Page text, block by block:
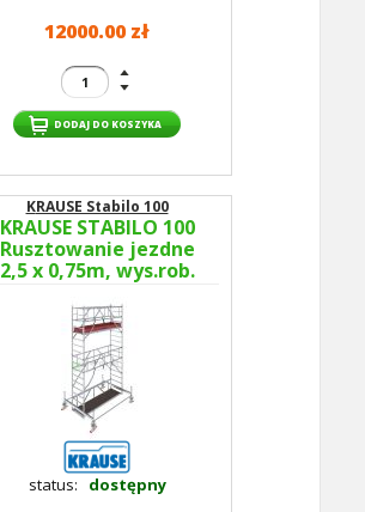
12000.00 zł
KRAUSE Stabilo 100
KRAUSE STABILO 100
Rusztowanie jezdne
2,5 x 0,75m, wys.rob.
GUARDMATIC Nowa
norma PN EN 1004-1
status: dostępny